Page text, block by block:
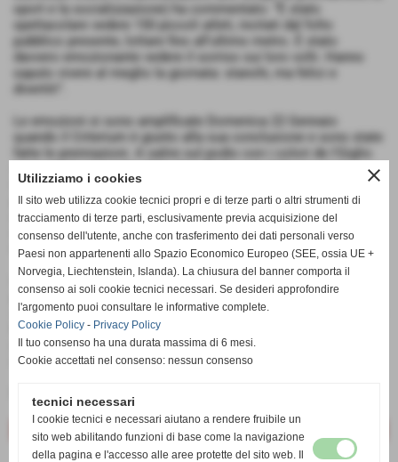
sport e la socializzazione) ha commentato: “È stato
spettacolare vedere 150 piccoli atleti, incitati dal folto
pubblico presente, lottare fino all'ultimo metro. È stato
davvero emozionante vedere il sorriso sui loro volti. Hanno
saputo vivere al meglio la giornata: stanchi, ma felici e
Le emozioni si sono amplificate Domenica 22 Gennaio
quando il Criterium è giunto alla sua conclusione e sono state
fatte le premiazioni. A salire sul podio con i colori de I'Giglio
Ginevra, cat. B femm., Bondi Lucilla, cat. A femm. Sono stati
premiati anche Di Leo Brando e Mercuri Tommaso in cat. C
masch., Scerrino Caterina, Masuzzo Cloe e Sparacino Giuditta
in cat. C femm., Malquori Edoardo in cat. A masch., Fiaschi
Giulia, Mugnai Melissa e Bucalossi Chiara in cat. A femm.
I bimbi, esultanti e felici, subito dopo la cerimonia di
premiazione hanno potuto godere del generoso rinfresco
allestito dall'Uisp. Visto il successo ottenuto, gli organizzatori
hanno già avanzato la proposta di dar vita ad un Criterium
estivo (riservato alle categorie Esordienti) da svolgersi negli
impianti di Atletica Leggera.
Addetto stampa
<< precedente
close
Utilizziamo i cookies
Il sito web utilizza cookie tecnici propri e di terze parti o altri strumenti di
tracciamento di terze parti, esclusivamente previa acquisizione del
consenso dell'utente, anche con trasferimento dei dati personali verso
Paesi non appartenenti allo Spazio Economico Europeo (SEE, ossia UE +
Norvegia, Liechtenstein, Islanda). La chiusura del banner comporta il
consenso ai soli cookie tecnici necessari. Se desideri approfondire
l'argomento puoi consultare le informative complete.
Cookie Policy - Privacy Policy
Il tuo consenso ha una durata massima di 6 mesi.
Cookie accettati nel consenso: nessun consenso
tecnici necessari
I cookie tecnici e necessari aiutano a rendere fruibile un
sito web abilitando funzioni di base come la navigazione
della pagina e l'accesso alle aree protette del sito web. Il